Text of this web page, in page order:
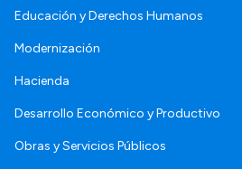
Educación y Derechos Humanos
Modernización
Hacienda
Desarrollo Económico y Productivo
Obras y Servicios Públicos